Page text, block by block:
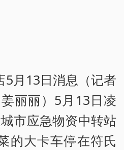
5月13日消息（记者
丽丽）5月13日凌
市应急物资中转站
的大卡车停在符氏